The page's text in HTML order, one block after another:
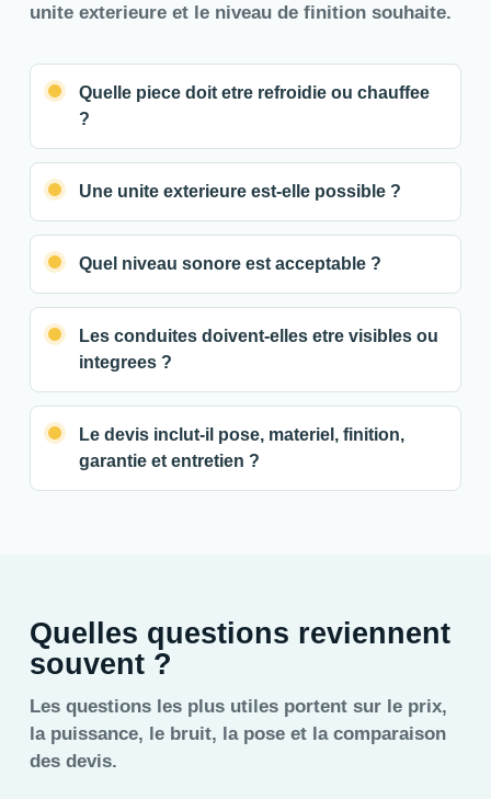
unite exterieure et le niveau de finition souhaite.
Quelle piece doit etre refroidie ou chauffee
?
Une unite exterieure est-elle possible ?
Quel niveau sonore est acceptable ?
Les conduites doivent-elles etre visibles ou
integrees ?
Le devis inclut-il pose, materiel, finition,
garantie et entretien ?
Quelles questions reviennent
souvent ?
Les questions les plus utiles portent sur le prix,
la puissance, le bruit, la pose et la comparaison
des devis.